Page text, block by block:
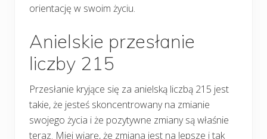
orientację w swoim życiu.
Anielskie przesłanie
liczby 215
Przesłanie kryjące się za anielską liczbą 215 jest
takie, że jesteś skoncentrowany na zmianie
swojego życia i że pozytywne zmiany są właśnie
teraz. Miej wiarę, że zmiana jest na lepsze i tak